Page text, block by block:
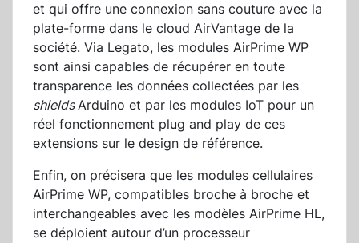
et qui offre une connexion sans couture avec la
plate-forme dans le cloud AirVantage de la
société. Via Legato, les modules AirPrime WP
sont ainsi capables de récupérer en toute
transparence les données collectées par les
shieldsArduino et par les modules IoT pour un
réel fonctionnement plug and play de ces
extensions sur le design de référence.
Enfin, on précisera que les modules cellulaires
AirPrime WP, compatibles broche à broche et
interchangeables avec les modèles AirPrime HL,
se déploient autour d’un processeur